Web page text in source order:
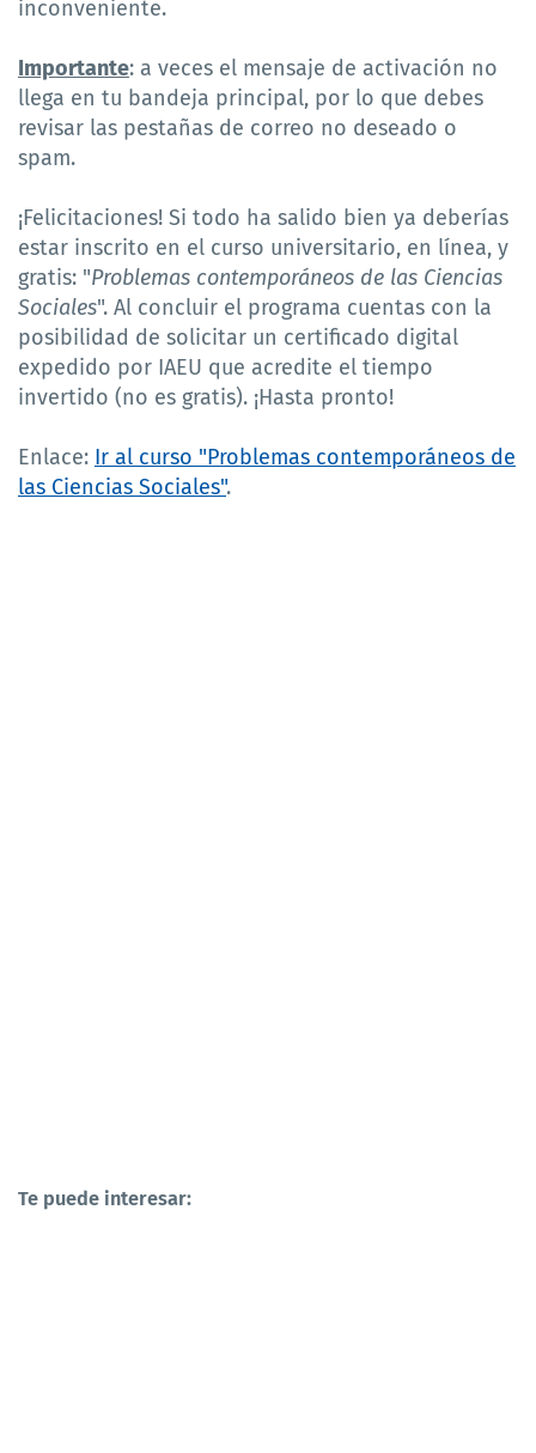
inconveniente.
Importante: a veces el mensaje de activación no
llega en tu bandeja principal, por lo que debes
revisar las pestañas de correo no deseado o
spam.
¡Felicitaciones! Si todo ha salido bien ya deberías
estar inscrito en el curso universitario, en línea, y
gratis: "Problemas contemporáneos de las Ciencias
Sociales". Al concluir el programa cuentas con la
posibilidad de solicitar un certificado digital
expedido por IAEU que acredite el tiempo
invertido (no es gratis). ¡Hasta pronto!
Enlace: Ir al curso "Problemas contemporáneos de
las Ciencias Sociales".
Te puede interesar: